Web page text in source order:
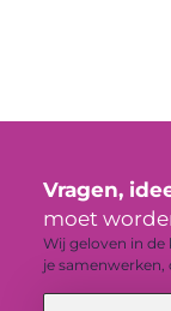
Vragen,
moet
Wij geloven in de
je